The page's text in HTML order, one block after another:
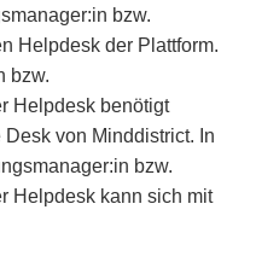
f
f
e
t
i
n
bzw.
Helpdesk der Plattform.
bzw.
Helpdesk benötigt
von Minddistrict. In
bzw.
Helpdesk kann sich mit